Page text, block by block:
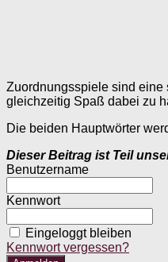
Zuordnungsspiele sind eine
gleichzeitig Spaß dabei zu
Die beiden Hauptwörter
Dieser Beitrag ist Teil
Benutzername
Kennwort
Eingeloggt bleiben
Kennwort vergessen?